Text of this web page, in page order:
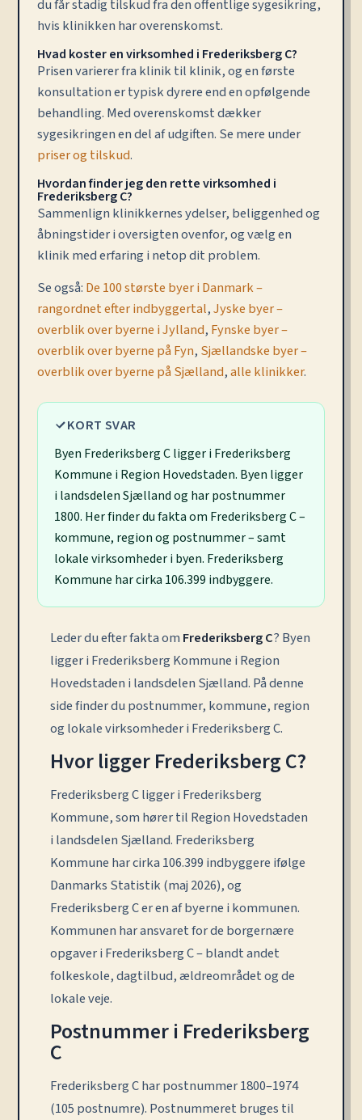
du får stadig tilskud fra den offentlige sygesikring,
hvis klinikken har overenskomst.
Hvad koster en virksomhed i Frederiksberg C?
Prisen varierer fra klinik til klinik, og en første
konsultation er typisk dyrere end en opfølgende
behandling. Med overenskomst dækker
sygesikringen en del af udgiften. Se mere under
priser og tilskud.
Hvordan finder jeg den rette virksomhed i
Frederiksberg C?
Sammenlign klinikkernes ydelser, beliggenhed og
åbningstider i oversigten ovenfor, og vælg en
klinik med erfaring i netop dit problem.
Se også: De 100 største byer i Danmark –
rangordnet efter indbyggertal,Jyske byer –
overblik over byerne i Jylland, Fynske byer –
overblik over byerne på Fyn, Sjællandske byer –
overblik over byerne på Sjælland,alle klinikker.
KORT SVAR
Byen Frederiksberg C ligger i Frederiksberg
Kommune i Region Hovedstaden. Byen ligger
i landsdelen Sjælland og har postnummer
1800. Her finder du fakta om Frederiksberg C –
kommune, region og postnummer – samt
lokale virksomheder i byen. Frederiksberg
Kommune har cirka 106.399 indbyggere.
Leder du efter fakta om Frederiksberg C? Byen
ligger i Frederiksberg Kommune i Region
Hovedstaden i landsdelen Sjælland. På denne
side finder du postnummer, kommune, region
og lokale virksomheder i Frederiksberg C.
Hvor ligger Frederiksberg C?
Frederiksberg C ligger i Frederiksberg
Kommune, som hører til Region Hovedstaden
i landsdelen Sjælland. Frederiksberg
Kommune har cirka 106.399 indbyggere ifølge
Danmarks Statistik (maj 2026), og
Frederiksberg C er en af byerne i kommunen.
Kommunen har ansvaret for de borgernære
opgaver i Frederiksberg C – blandt andet
folkeskole, dagtilbud, ældreområdet og de
lokale veje.
Postnummer i Frederiksberg
C
Frederiksberg C har postnummer 1800–1974
(105 postnumre). Postnummeret bruges til